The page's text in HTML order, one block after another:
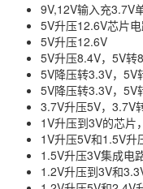
9V,12V输入充3.7V
5V升压12.6V芯片
5V升压12.6V
5V升压8.4V，5V转
5V降压转3.3V，5V
5V降压转3.3V，5V
3.7V升压5V，3.7V
1V升压到3V的芯片
1V升压5V和1.5V升
1.5V升压3V集成电
1.2V升压到3V和